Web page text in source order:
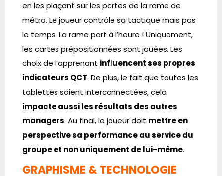
en les plaçant sur les portes de la rame de
métro. Le joueur contrôle sa tactique mais pas
le temps. La rame part à l’heure ! Uniquement,
les cartes prépositionnées sont jouées. Les
choix de l’apprenant influencent ses propres
indicateurs QCT. De plus, le fait que toutes les
tablettes soient interconnectées, cela
impacte aussi les résultats des autres
managers. Au final, le joueur doit mettre en
perspective sa performance au service du
groupe et non uniquement de lui-même.
GRAPHISME & TECHNOLOGIE